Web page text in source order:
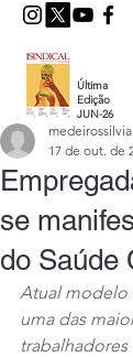
Última
Edição
JUN-26
se
do Saúde
medeirossilvia
17 de out. de
Atual modelo
uma das
trabalhadores